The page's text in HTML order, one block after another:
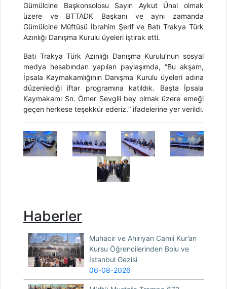
Gümülcine Başkonsolosu Sayın Aykut Ünal olmak
üzere
veBTTADK Başkanı ve aynı zamanda
Gümülcine Müftüsü İbrahim Şerif ve Batı Trakya Türk
Azınlığı Danışma Kurulu üyeleri iştirak etti.
Batı Trakya Türk Azınlığı Danışma Kurulu’nun sosyal
medya hesabından yapılan paylaşımda, “Bu akşam,
İpsala Kaymakamlığının Danışma Kurulu üyeleri adına
düzenlediği iftar programına katıldık. Başta İpsala
Kaymakamı Sn. Ömer Sevgili bey olmak üzere emeği
geçen herkese teşekkür ederiz.” ifadelerine yer verildi.
Haberler
Muhacir ve Ahiriyan Camii Kur’an
Kursu Öğrencilerinden Bolu ve
İstanbul Gezisi
06-08-2026